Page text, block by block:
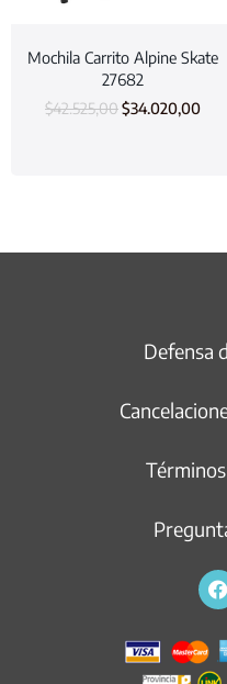
Mochila Carrito Alpine Skate
27682
$42.525,00$34.020,00
Defensa